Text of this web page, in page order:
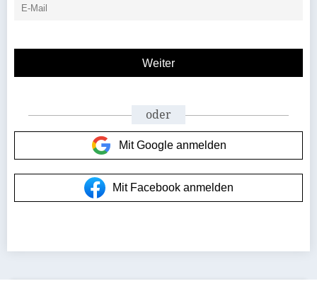
oder
Mit Google anmelden
Mit Facebook anmelden